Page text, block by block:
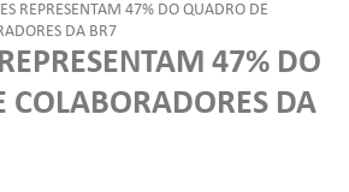
REPRESENTAM 47% DO QUADRO DE
DA BR7
47% DO
COLABORADORES DA